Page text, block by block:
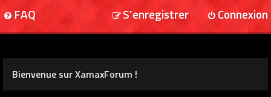
FAQ Connexion
S’enregistrer
Bienvenue sur XamaxForum !